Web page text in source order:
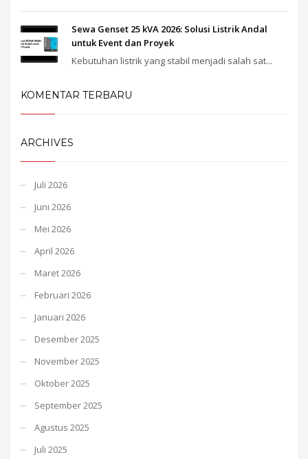
Sewa Genset 25 kVA 2026: Solusi Listrik Andal
untuk Event dan Proyek
Kebutuhan listrik yang stabil menjadi salah sat...
KOMENTAR TERBARU
ARCHIVES
Juli 2026
Juni 2026
Mei 2026
April 2026
Maret 2026
Februari 2026
Januari 2026
Desember 2025
November 2025
Oktober 2025
September 2025
Agustus 2025
Juli 2025